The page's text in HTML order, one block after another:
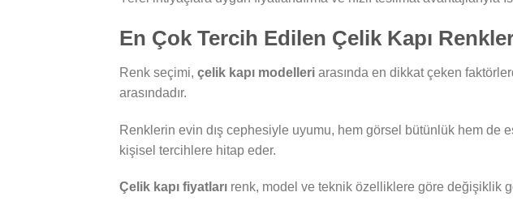
En Çok Tercih Edilen Çelik Kapı
Renk seçimi, çelik kapı modelleri arasında en dikkat çeken
arasındadır.
Renklerin evin dış cephesiyle uyumu, hem görsel bütünlük hem de
kişisel tercihlere hitap eder.
Çelik kapı fiyatları renk, model ve teknik özelliklere göre değişiklik